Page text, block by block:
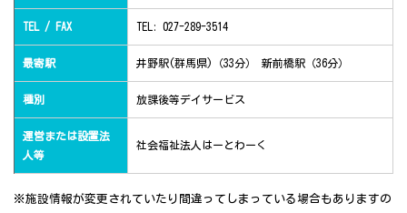
TEL / FAX TEL: 027-289-3514
最寄駅 井野駅(群馬県)（33分） 新前橋駅（36分）
種別 放課後等デイサービス
運営または設置法
人等
社会福祉法人はーとわーく
※施設情報が変更されていたり間違ってしまっている場合もありますの